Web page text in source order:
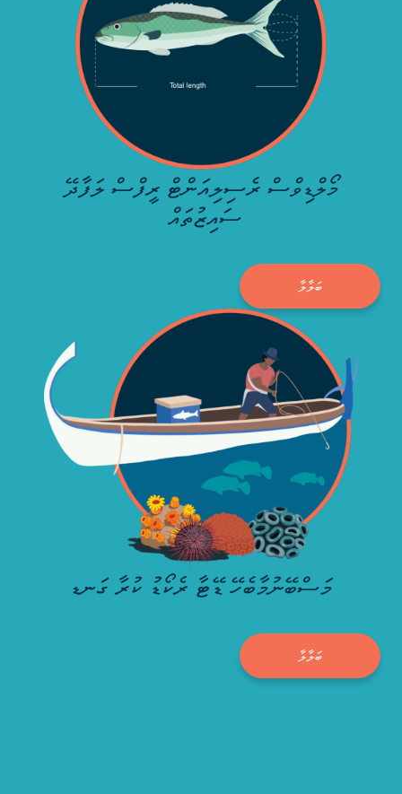
މޯލްޑިވްސް ރެސިލިއަންޓް ރީފްސް ލަފާދޭ
ސައިޒުތައް
ބަލާލާ
މަސްބޭނުމާބެހޭ ޑޭޓާ ރެކޯޑު ކުރާ ގަނޑ
ބަލާލާ